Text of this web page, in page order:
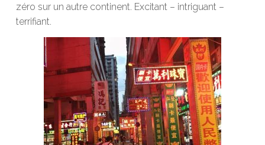
zéro sur un autre continent. Excitant – intriguant –
terrifiant.